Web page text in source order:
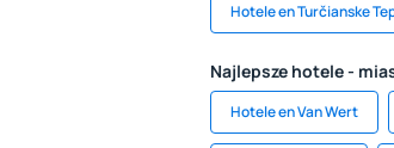
Hotele en Turčianske
Najlepsze hotele -
Hotele en Van Wert